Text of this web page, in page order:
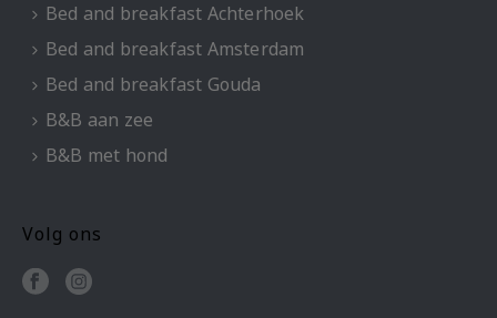
Bed and breakfast Achterhoek
Bed and breakfast Amsterdam
Bed and breakfast Gouda
B&B aan zee
B&B met hond
Volg ons